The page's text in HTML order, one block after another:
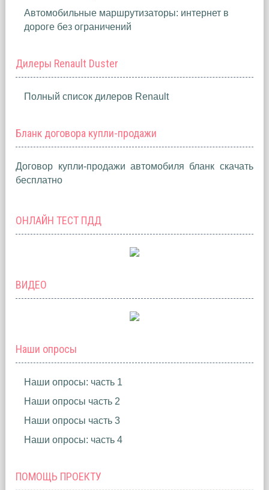
Автомобильные маршрутизаторы: интернет в
дороге без ограничений
Дилеры Renault Duster
Полный список дилеров Renault
Бланк договора купли-продажи
Договор купли-продажи автомобиля бланк скачать
бесплатно
ОНЛАЙН ТЕСТ ПДД
ВИДЕО
Наши опросы
Наши опросы: часть 1
Наши опросы часть 2
Наши опросы часть 3
Наши опросы: часть 4
ПОМОЩЬ ПРОЕКТУ